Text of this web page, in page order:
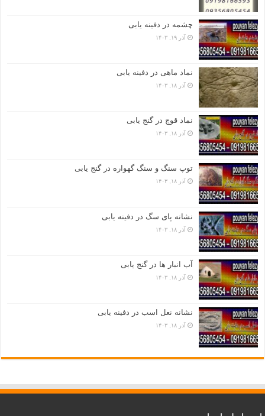
چشمه در دفینه یابی
آذر ۱۹, ۱۴۰۳
نماد ماهی در دفینه یابی
آذر ۱۸, ۱۴۰۳
نماد قوچ در گنج یابی
آذر ۱۸, ۱۴۰۳
توپ سنگ و سنگ گهواره در گنج یابی
آذر ۱۸, ۱۴۰۳
نشانه پای سگ در دفینه یابی
آذر ۱۸, ۱۴۰۳
آب انبار ها در گنج یابی
آذر ۱۸, ۱۴۰۳
نشانه نعل اسب در دفینه یابی
آذر ۱۸, ۱۴۰۳